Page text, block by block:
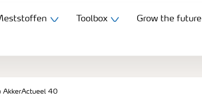
Toolbox Grow the future
AkkerActueel 40